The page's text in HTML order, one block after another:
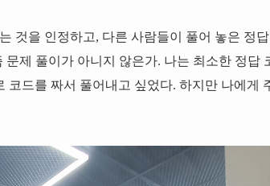
것을 인정하고, 다른 사람들이 풀어 놓은 정
제 풀이가 아니지 않은가. 나는 최소한 정답
코드를 짜서 풀어내고 싶었다. 하지만 나에게